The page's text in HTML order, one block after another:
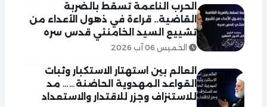
الحرب الناعمة تسقط بالضربة
القاضية.. قراءة في ذهول الأعداء من
تشييع السيد الخامنئي قدس سره
الخميس 06 آب 2026
العالم بين استهتار الاستكبار وثبات
القواعد المهدوية الحاضنة…… مد
للاستنزاف وجزر للاقتدار والاستعداد